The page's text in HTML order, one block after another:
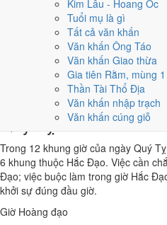
Kim Lâu - Hoang Ốc
Tuổi mụ là gì
Tất cả văn khấn
Văn khấn Ông Táo
Văn khấn Giao thừa
Gia tiên Rằm, mùng 1
Thần Tài Thổ Địa
Văn khấn nhập trạch
Văn khấn cúng giỗ
Ngọ (11h-13h), Mùi (13h-15h),
Khung dễ sắp xếp nhất trong giờ
khung Hắc Đạo nên né khi ký kết
6 8 9 10 11 12 13 14 15
Hoàng đạo (tốt) Hắc đạo (xấu) Giờ
6 giờ Hoàng Đạo và
Quý Tỵ
Trong 12 khung giờ của ngày Quý
6 khung thuộc Hắc Đạo. Việc cần
Đạo; việc buộc làm trong giờ Hắc
khởi sự đúng đầu giờ.
Giờ Hoàng đạo